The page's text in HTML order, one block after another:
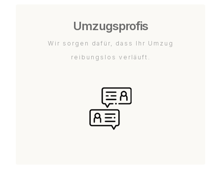
Umzugsprofis
Wir sorgen dafür, dass Ihr Umzug
reibungslos verläuft.